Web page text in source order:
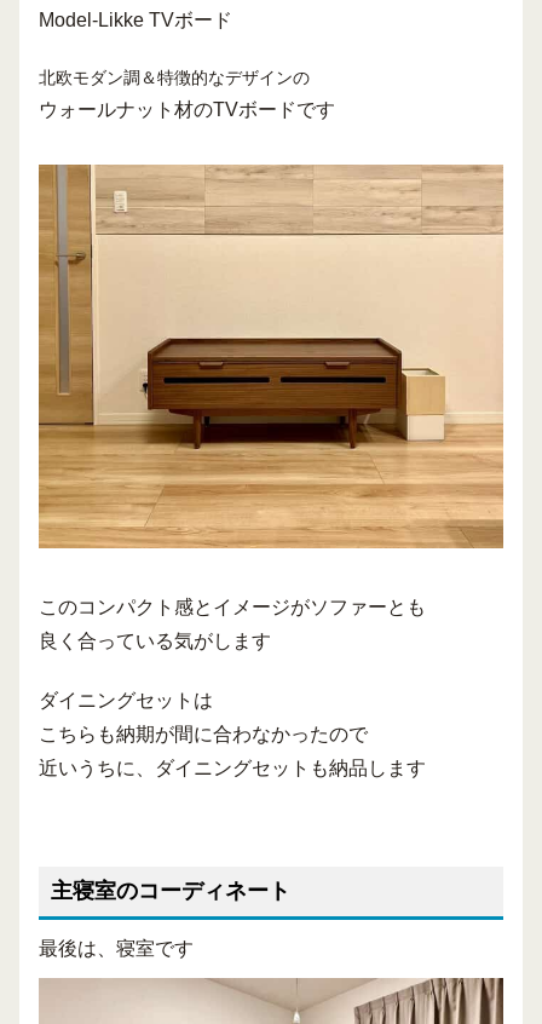
Model-Likke TVボード
北欧モダン調＆特徴的なデザインの
ウォールナット材のTVボードです
このコンパクト感とイメージがソファーとも
良く合っている気がします
ダイニングセットは
こちらも納期が間に合わなかったので
近いうちに、ダイニングセットも納品します
主寝室のコーディネート
最後は、寝室です